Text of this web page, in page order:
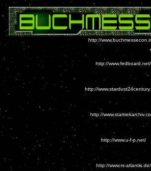
http://
http://www.fedboard.net/
http://
http://
http://www.u-f-p.net/
http://www.rs-atlantis.de/